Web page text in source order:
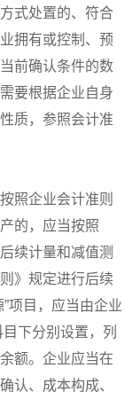
式处置的、符合
拥有或控制、预
前确认条件的数
要根据企业自身
质，参照会计准
照企业会计准则
的，应当按照
续计量和减值测
》规定进行后续
项目，应当由企业
目下分别设置，列
额。企业应当在
认、成本构成、